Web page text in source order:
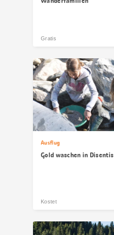
Gratis
Ausflug
Gold waschen in Disentis
Kostet